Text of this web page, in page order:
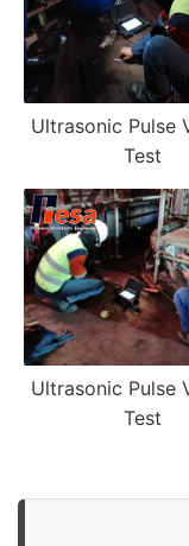
Ultrasonic Pulse
Test
Ultrasonic Pulse
Test